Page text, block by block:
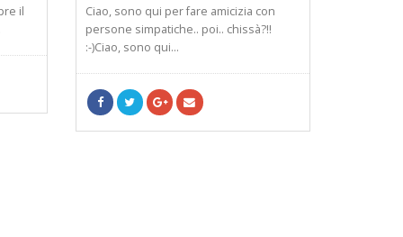
il
Ciao, sono qui per fare amicizia con
persone simpatiche.. poi.. chissà?!!
:-)Ciao, sono qui...